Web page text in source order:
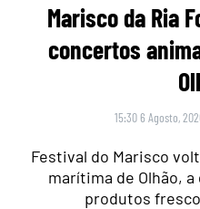
Marisco da Ria
concertos
15:30 6 Agosto,
Festival do Marisco
marítima de Olhão,
produtos